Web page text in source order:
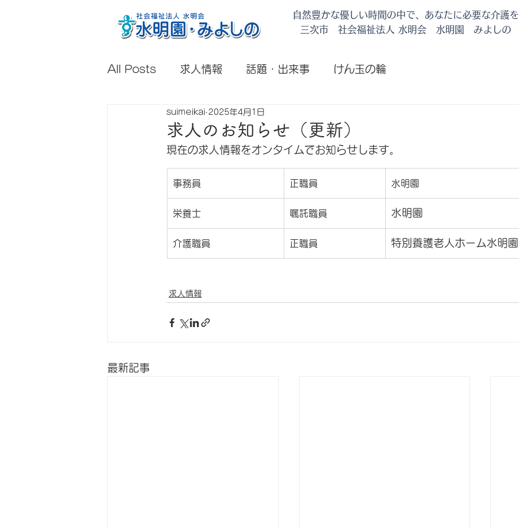
自然豊かな優しい時間の中で、あなたに必要な介護を
​三次市 社会福祉法人 水明会 水明園 みよしの
All Posts 求人情報 話題・出来事 けん玉の輪
求人のお知らせ（更新）
suimeikai 2025年4月1日
現在の求人情報をオンタイムでお知らせします。
事務員 正職員 水明園
栄養士 嘱託職員 水明園
介護職員 正職員 特別養護老人ホーム水明園
求人情報
最新記事